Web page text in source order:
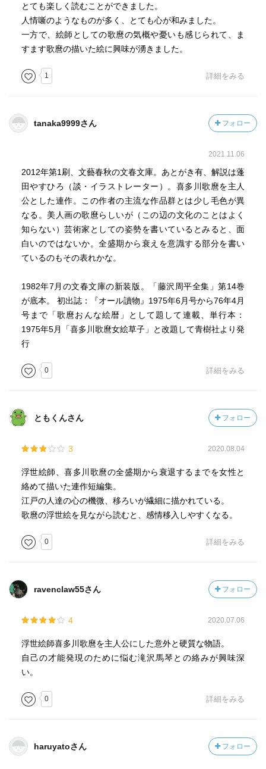
とても楽しく読むことができました。
人情噺のようなものが多く、とても心が和みました。
一方で、絵師としての歌麿の気概や憂いも感じられて、ま
すます歌麿の描いた絵に興味が湧きました。
1 詳細をみる
tanaka9999さん フォロー
2021.11.06
2012年第1刷、文藝春秋の文春文庫。あとがき有、解説は蓬
田やすひろ（談・イラストレーター）。喜多川歌麿を主人
公とした連作。この作者の主流な作品群とは少し毛色が異
なる。美人画の歌麿らしいが（この辺の文化のことはよく
知らない）芸術家としての姿勢を書いているとみると、面
白いのではないか。全盛期から衰えを意識する部分を書い
ているのもその表れかな。
1982年7月の文春文庫の新装版。「藤沢周平全集」第14巻
が底本。 初出誌：『オール讀物』1975年6月号から76年4月
号まで「歌麿おんな絵暦」として題して連載、単行本：
1975年5月「喜多川歌麿女絵草子」と改題して青樹社より発
行
0 詳細をみる
ともくんさん フォロー
3 2020.08.04
浮世絵師、喜多川歌麿の全盛期から衰退するまでを女性と
絡めて描いた連作短編集。
江戸の人達の心の機微、移ろいが繊細に描かれている。
歌麿の浮世絵を見ながら読むと、感情移入しやすくなる。
0 詳細をみる
ravenclaw55さん フォロー
4 2020.07.06
浮世絵師喜多川歌麿を主人公にした意外と硬質な物語。
自己の才能発現のために悩む滝沢馬琴との絡みが興味深
い。
0 詳細をみる
haruyatoさん フォロー